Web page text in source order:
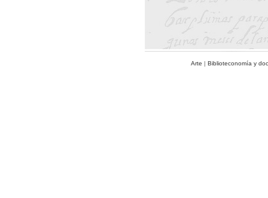
Arte | Biblioteconomía y